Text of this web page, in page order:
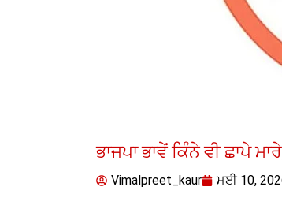
ਭਾਜਪਾ ਭਾਵੇਂ ਕਿੰਨੇ ਵੀ ਛਾਪੇ
Vimalpreet_kaur ਮਈ 10,